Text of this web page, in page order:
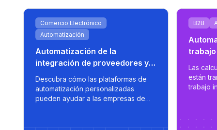
Comercio Electrónico
Automatización
Automatización de la
integración de proveedores y
sincronización de mercados
para el crecimiento del
comercio electrónico
Descubra cómo las plataformas de
automatización personalizadas
pueden ayudar a las empresas de
B2B
Las
están
trabajo
de días